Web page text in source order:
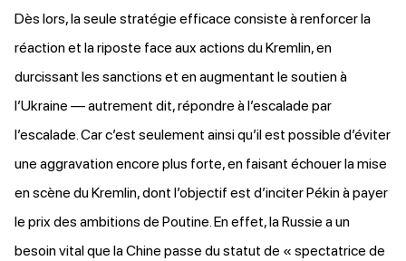
Dès lors, la seule stratégie efficace consiste à renforcer la
réaction et la riposte face aux actions du Kremlin, en
durcissant les sanctions et en augmentant le soutien à
l’Ukraine — autrement dit, répondre à l’escalade par
l’escalade. Car c’est seulement ainsi qu’il est possible d’éviter
une aggravation encore plus forte, en faisant échouer la mise
en scène du Kremlin, dont l’objectif est d’inciter Pékin à payer
le prix des ambitions de Poutine. En effet, la Russie a un
besoin vital que la Chine passe du statut de « spectatrice de